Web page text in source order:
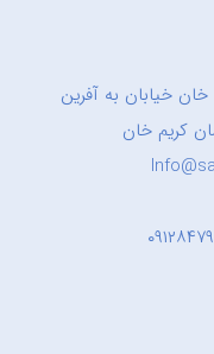
خیابان به آفرین